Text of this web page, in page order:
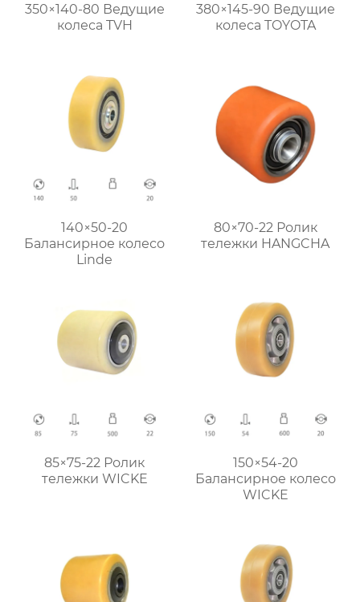
350×140-80 Ведущие
колеса TVH
380×145-90 Ведущие
колеса TOYOTA
140×50-20
Балансирное колесо
Linde
80×70-22 Ролик
тележки HANGCHA
85×75-22 Ролик
тележки WICKE
150×54-20
Балансирное колесо
WICKE